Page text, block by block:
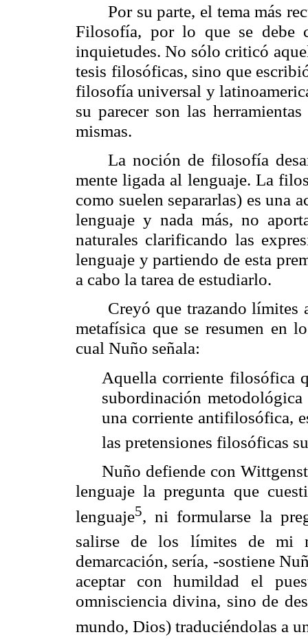
Por su parte, el tema más
Filosofía, por lo que se debe
inquietudes. No sólo criticó
tesis filosóficas, sino que
filosofía universal y
su parecer son las
mismas.
La noción de filosofía
mente ligada al lenguaje. La
como suelen separarlas) es una
lenguaje y nada más, no
naturales clarificando las
lenguaje y partiendo de esta
a cabo la tarea de estudiarlo.
Creyó que trazando límites
metafísica que se resumen en
cual Nuño señala:
Aquella corriente filosófica
subordinación
una corriente antifilosófica,
las pretensiones filosóficas
Nuño defiende con
lenguaje la pregunta que
lenguaje5, ni formularse la
salirse de los límites de mi
demarcación, sería, -sostiene
aceptar con humildad el
omnisciencia divina, sino de
mundo, Dios) traduciéndolas a